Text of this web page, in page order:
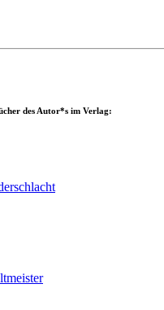
des Autor*s im Verlag: